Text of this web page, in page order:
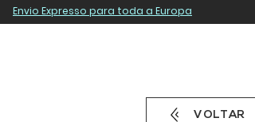
Envio Expresso para toda a Europa
VOLTAR